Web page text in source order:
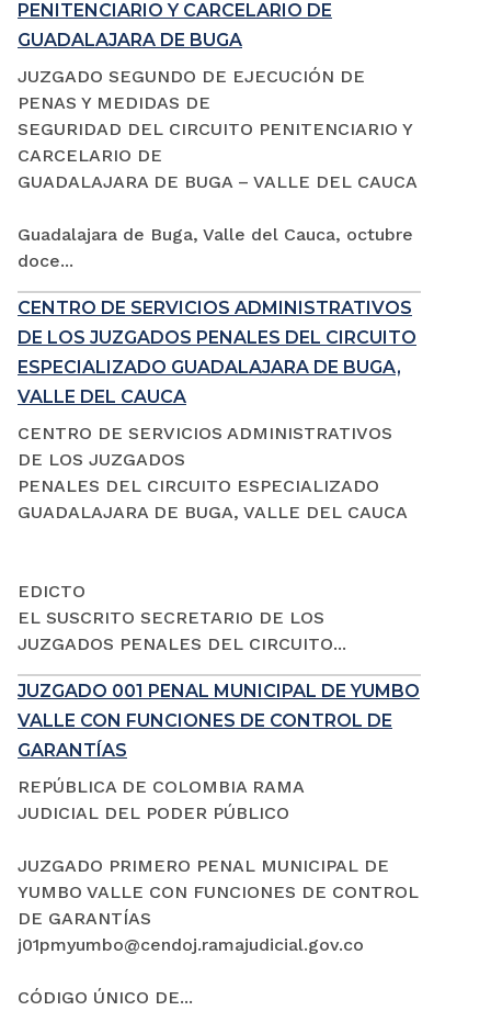
PENITENCIARIO Y CARCELARIO DE
GUADALAJARA DE BUGA
JUZGADO SEGUNDO DE EJECUCIÓN DE
PENAS Y MEDIDAS DE
SEGURIDAD DEL CIRCUITO PENITENCIARIO Y
CARCELARIO DE
GUADALAJARA DE BUGA – VALLE DEL CAUCA
Guadalajara de Buga, Valle del Cauca, octubre
doce...
CENTRO DE SERVICIOS ADMINISTRATIVOS
DE LOS JUZGADOS PENALES DEL CIRCUITO
ESPECIALIZADO GUADALAJARA DE BUGA,
VALLE DEL CAUCA
CENTRO DE SERVICIOS ADMINISTRATIVOS
DE LOS JUZGADOS
PENALES DEL CIRCUITO ESPECIALIZADO
GUADALAJARA DE BUGA, VALLE DEL CAUCA
EDICTO
EL SUSCRITO SECRETARIO DE LOS
JUZGADOS PENALES DEL CIRCUITO...
JUZGADO 001 PENAL MUNICIPAL DE YUMBO
VALLE CON FUNCIONES DE CONTROL DE
GARANTÍAS
REPÚBLICA DE COLOMBIA RAMA
JUDICIAL DEL PODER PÚBLICO
JUZGADO PRIMERO PENAL MUNICIPAL DE
YUMBO VALLE CON FUNCIONES DE CONTROL
DE GARANTÍAS
j01pmyumbo@cendoj.ramajudicial.gov.co
CÓDIGO ÚNICO DE...